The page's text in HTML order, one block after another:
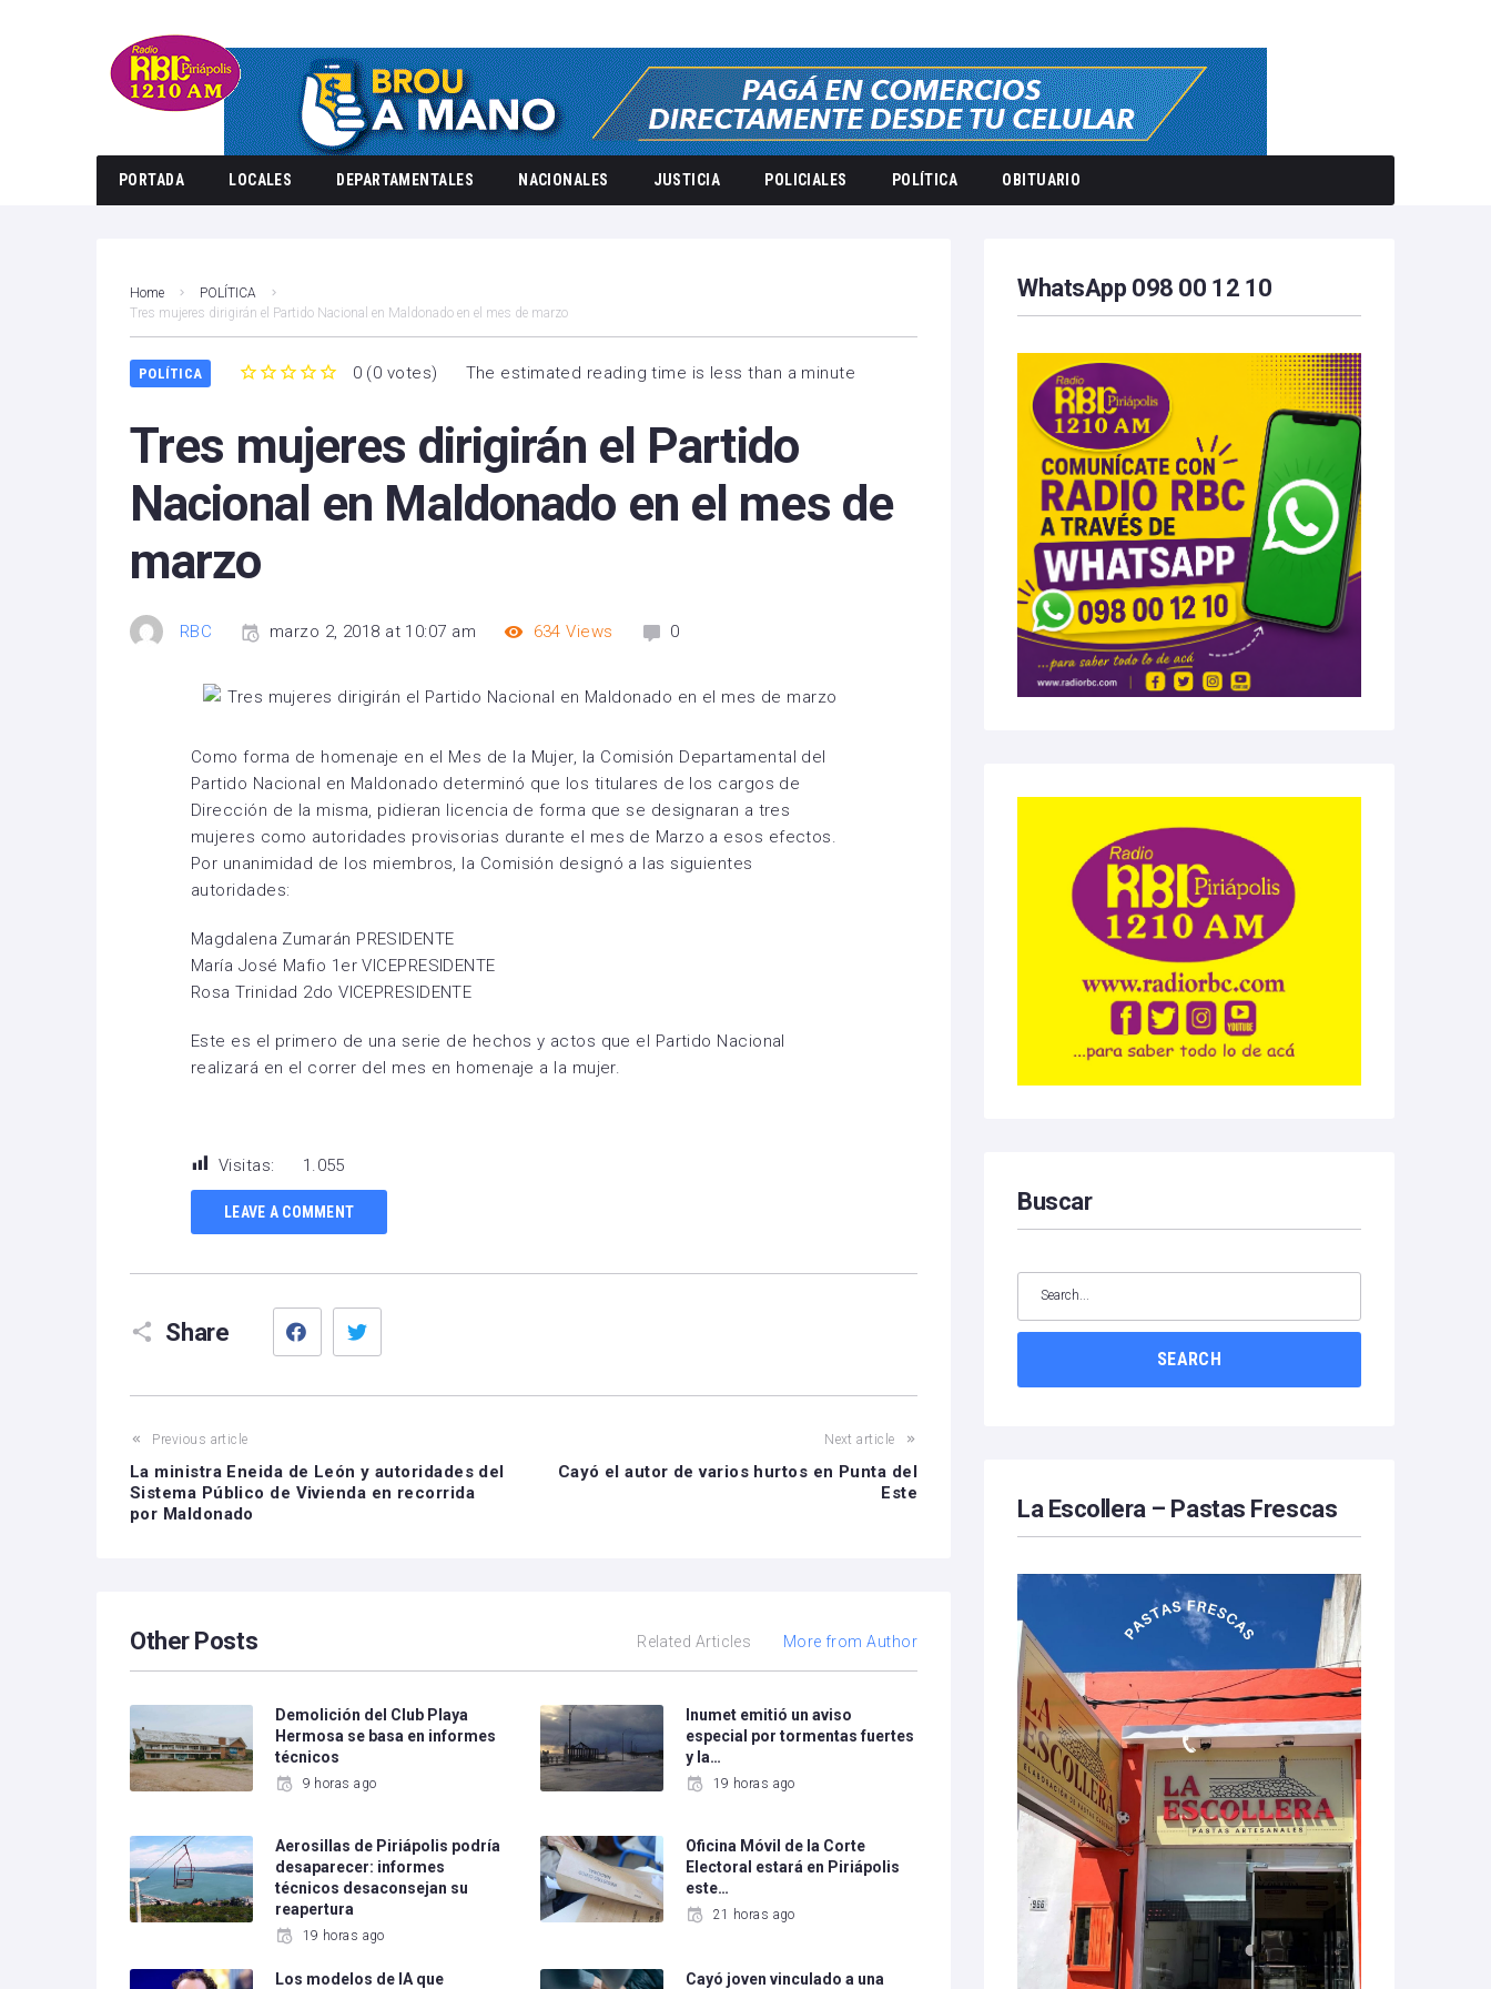
PORTADA LOCALES DEPARTAMENTALES NACIONALES JUSTICIA POLICIALES POLÍTICA OBITUARIO
Home
POLÍTICA
Tres mujeres dirigirán el Partido Nacional en Maldonado en el mes de marzo
POLÍTICA 0 (0 votes) The estimated reading time is less than a minute
Tres mujeres dirigirán el Partido
Nacional en Maldonado en el mes de
marzo
RBC marzo 2, 2018 at 10:07 am 634 Views 0
Como forma de homenaje en el Mes de la Mujer, la Comisión Departamental del
Partido Nacional en Maldonado determinó que los titulares de los cargos de
Dirección de la misma, pidieran licencia de forma que se designaran a tres
mujeres como autoridades provisorias durante el mes de Marzo a esos efectos.
Por unanimidad de los miembros, la Comisión designó a las siguientes
autoridades:
Magdalena Zumarán PRESIDENTE
María José Mafio 1er VICEPRESIDENTE
Rosa Trinidad 2do VICEPRESIDENTE
Este es el primero de una serie de hechos y actos que el Partido Nacional
realizará en el correr del mes en homenaje a la mujer.
Visitas: 1.055
LEAVE A COMMENT
Share
Facebook
Previous article
La ministra Eneida de León y autoridades del
Sistema Público de Vivienda en recorrida
por Maldonado
Next article
Cayó el autor de varios hurtos en Punta del
Este
Other Posts Related Articles More from Author
Demolición del Club Playa
Hermosa se basa en informes
técnicos
9 horas ago
Inumet emitió un aviso
especial por tormentas fuertes
y la…
19 horas ago
Aerosillas de Piriápolis podría
desaparecer: informes
técnicos desaconsejan su
reapertura
19 horas ago
Oficina Móvil de la Corte
Electoral estará en Piriápolis
este…
21 horas ago
Los modelos de IA que
Cayó joven vinculado a una
WhatsApp 098 00 12 10
Buscar
SEARCH
La Escollera – Pastas Frescas